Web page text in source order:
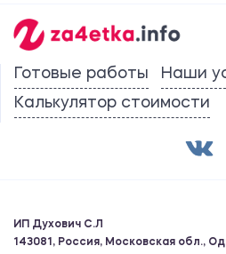
Готовые работы
Наши
Калькулятор стоимости
ИП Духович С.Л
143081, Россия, Московская обл.,